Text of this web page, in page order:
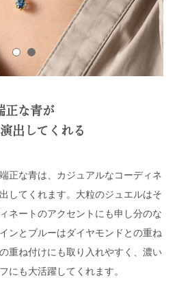
正な青が
出してくれる
正な青は、カジュアルなコーディネ
してくれます。大粒のジュエルはそ
ネートのアクセントにも申し分のな
ンとブルーはダイヤモンドとの重ね
重ね付けにも取り入れやすく、濃い
にも大活躍してくれます。